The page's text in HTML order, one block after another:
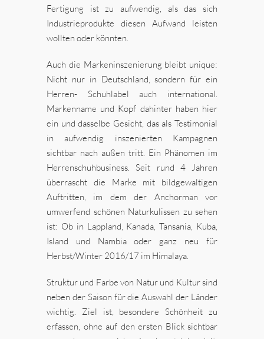
Fertigung ist zu aufwendig, als das sich
Industrieprodukte diesen Aufwand leisten
wollten oder könnten.
Auch die Markeninszenierung bleibt unique:
Nicht nur in Deutschland, sondern für ein
Herren- Schuhlabel auch international.
Markenname und Kopf dahinter haben hier
ein und dasselbe Gesicht, das als Testimonial
in aufwendig inszenierten Kampagnen
sichtbar nach außen tritt. Ein Phänomen im
Herrenschuhbusiness. Seit rund 4 Jahren
überrascht die Marke mit bildgewaltigen
Auftritten, im dem der Anchorman vor
umwerfend schönen Naturkulissen zu sehen
ist: Ob in Lappland, Kanada, Tansania, Kuba,
Island und Nambia oder ganz neu für
Herbst/Winter 2016/17 im Himalaya.
Struktur und Farbe von Natur und Kultur sind
neben der Saison für die Auswahl der Länder
wichtig. Ziel ist, besondere Schönheit zu
erfassen, ohne auf den ersten Blick sichtbar